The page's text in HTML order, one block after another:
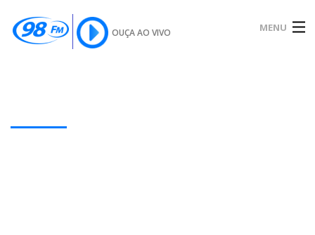
OUÇA AO VIVO MENU
SOBRE